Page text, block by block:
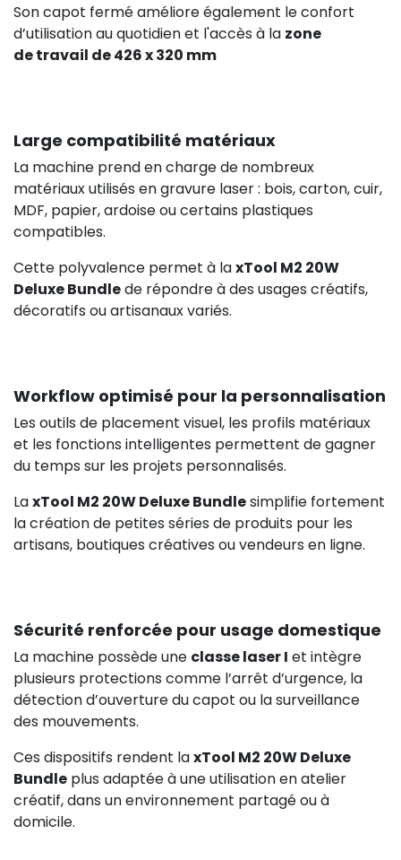
Son capot fermé améliore également le confort
d’utilisation au quotidien et l'accès à la zone
de travail de 426 x 320 mm
Large compatibilité matériaux
La machine prend en charge de nombreux
matériaux utilisés en gravure laser : bois, carton, cuir,
MDF, papier, ardoise ou certains plastiques
compatibles.
Cette polyvalence permet à laxTool M2 20W
Deluxe Bundlede répondre à des usages créatifs,
décoratifs ou artisanaux variés.
Workflow optimisé pour la personnalisation
Les outils de placement visuel, les profils matériaux
et les fonctions intelligentes permettent de gagner
du temps sur les projets personnalisés.
LaxTool M2 20W Deluxe Bundlesimplifie fortement
la création de petites séries de produits pour les
artisans, boutiques créatives ou vendeurs en ligne.
Sécurité renforcée pour usage domestique
La machine possède une classe laser I et intègre
plusieurs protections comme l’arrêt d’urgence, la
détection d’ouverture du capot ou la surveillance
des mouvements.
Ces dispositifs rendent laxTool M2 20W Deluxe
Bundle plus adaptée à une utilisation en atelier
créatif, dans un environnement partagé ou à
domicile.